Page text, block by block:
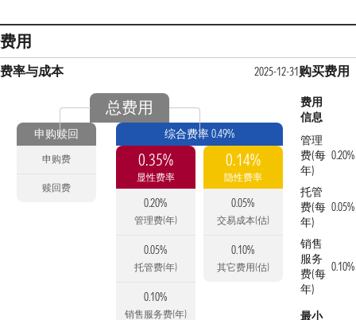
费用
费率与成本 2025-12-31
总费用
申购赎回
申购费
赎回费
综合费率 0.49%
0.35%
显性费率
0.20%
管理费(年)
0.05%
托管费(年)
0.10%
销售服务费(年)
0.14%
隐性费率
0.05%
交易成本(估)
0.10%
其它费用(估)
购买费用
费用
信息
管理
费(每
年)
0.20%
托管
费(每
年)
0.05%
销售
服务
费(每
年)
0.10%
最小